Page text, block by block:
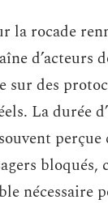
la rocade
d’acteurs
sur des
La durée
perçue
bloqués,
nécessaire